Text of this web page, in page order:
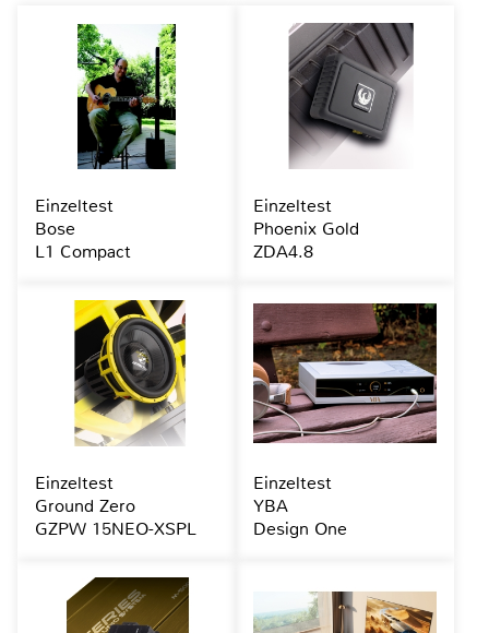
Einzeltest
Bose
L1 Compact
Einzeltest
Phoenix Gold
ZDA4.8
Einzeltest
Ground Zero
GZPW 15NEO-XSPL
Einzeltest
YBA
Design One